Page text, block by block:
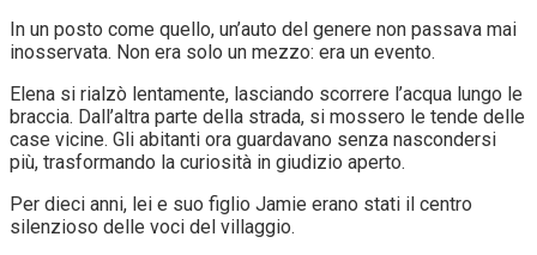
In un posto come quello, un’auto del genere non passava mai
inosservata. Non era solo un mezzo: era un evento.
Elena si rialzò lentamente, lasciando scorrere l’acqua lungo le
braccia. Dall’altra parte della strada, si mossero le tende delle
case vicine. Gli abitanti ora guardavano senza nascondersi
più, trasformando la curiosità in giudizio aperto.
Per dieci anni, lei e suo figlio Jamie erano stati il centro
silenzioso delle voci del villaggio.